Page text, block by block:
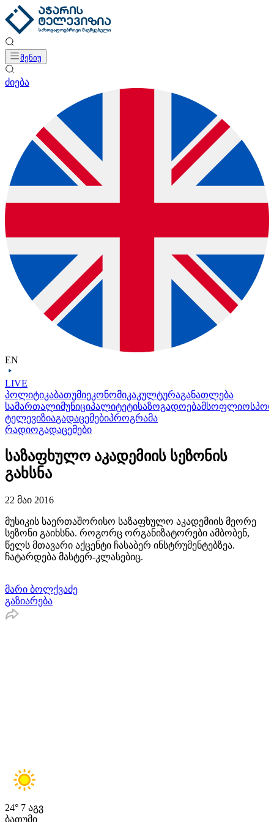
მენიუ
ძიება
EN
LIVE
პოლიტიკაბათუმიეკონომიკაკულტურაგანათლება
სამართალიმუნიციპალიტეტისაზოგადოებამსოფლიო
ტელევიზიაგადაცემებიპროგრამა
რადიოგადაცემები
საზაფხულო აკადემიის სეზონის
გახსნა
22 მაი 2016
მუსიკის საერთაშორისო საზაფხულო აკადემიის მეორე
სეზონი გაიხსნა. როგორც ორგანიზატორები ამბობენ,
წელს მთავარი აქცენტი ჩასაბერ ინსტრუმენტებზეა.
ჩატარდება მასტერ-კლასებიც.
მარი ბოლქვაძე
გაზიარება
24° 7 აგვ
ბათუმი